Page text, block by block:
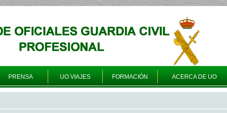
PRENSA UO VIAJES FORMACIÓN ACERCA DE UO